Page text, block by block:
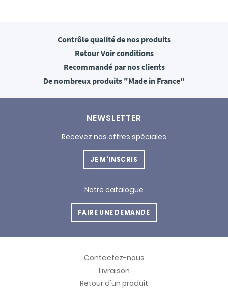
Contrôle qualitéde nos produits
RetourVoir conditions
Recommandépar nos clients
De nombreux produits "Made in France"
NEWSLETTER
Recevez nos offres spéciales
JE M'INSCRIS
Notre catalogue
FAIRE UNE DEMANDE
Contactez-nous
Livraison
Retour d'un produit